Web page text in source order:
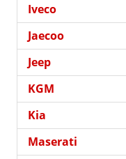
Iveco
Jaecoo
Jeep
KGM
Kia
Maserati